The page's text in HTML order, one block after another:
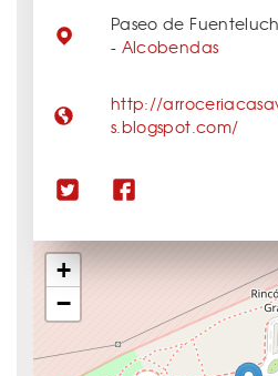
+
−
Paseo de
- Alcobendas
http://
s.blogspot.com/